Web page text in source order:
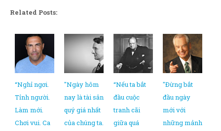
Related Posts:
“Nghỉ ngơi.
Tỉnh người.
Làm mới.
Chơi vui. Ca
"Ngày hôm
nay là tài sản
quý giá nhất
của chúng ta.
“Nếu ta bắt
đầu cuộc
tranh cãi
giữa quá
"Đừng bắt
đầu ngày
mới với
những mảnh